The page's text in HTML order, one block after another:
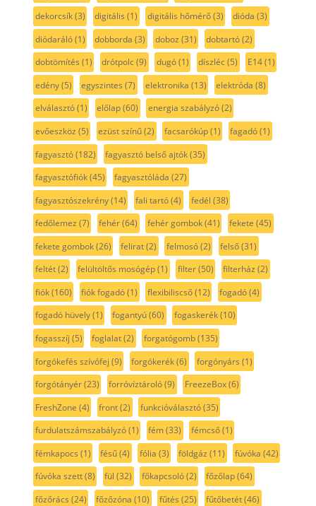
dekorcsík(3) digitális (1) digitális hőmérő(3) dióda (3)
diódaráló(1) dobborda (3) doboz (31) dobtartó(2)
dobtömítés (1) drótpolc(9) dugó(1) díszléc(5) E14(1)
edény(5) egyszintes (7) elektronika (13) elektróda (8)
elválasztó(1) előlap(60) energia szabályzó(2)
evőeszköz (5) ezüst színű(2) facsarókúp(1) fagadó(1)
fagyasztó(182) fagyasztó belső ajtók(35)
fagyasztófiók(45) fagyasztóláda (27)
fagyasztószekrény(14) fali tartó(4) fedél (38)
fedőlemez (7) fehér(64) fehér gombok(41) fekete (45)
fekete gombok(26) felirat(2) felmosó(2) felső(31)
feltét(2) felültöltős mosógép(1) filter(50) filterház (2)
fiók(160) fiók fogadó(1) flexibiliscső(12) fogadó(4)
fogadó hüvely(1) fogantyú(60) fogaskerék(10)
fogasszíj (5) foglalat(2) forgatógomb(135)
forgókefés szívófej (9) forgókerék(6) forgónyárs (1)
forgótányér(23) forróvíztároló(9) FreezeBox(6)
FreshZone (4) front(2) funkcióválasztó(35)
furdulatszámszabályzó(1) fém(33) fémcső(1)
fémkapocs (1) fésű(4) fólia (3) földgáz (11) fúvóka (42)
fúvóka szett(8) fül (32) főkapcsoló(2) főzőlap(64)
főzőrács (24) főzőzóna (10) fűtés (25) fűtőbetét(46)